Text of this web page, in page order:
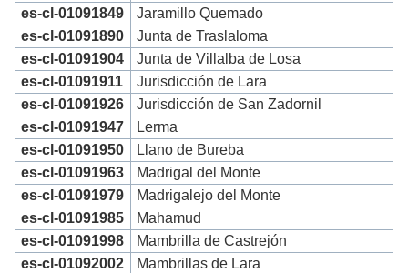
es-cl-01091849
Jaramillo Quemado
es-cl-01091890
Junta de Traslaloma
es-cl-01091904
Junta de Villalba de Losa
es-cl-01091911
Jurisdicción de Lara
es-cl-01091926
Jurisdicción de San Zadornil
es-cl-01091947
Lerma
es-cl-01091950
Llano de Bureba
es-cl-01091963
Madrigal del Monte
es-cl-01091979
Madrigalejo del Monte
es-cl-01091985
Mahamud
es-cl-01091998
Mambrilla de Castrejón
es-cl-01092002
Mambrillas de Lara